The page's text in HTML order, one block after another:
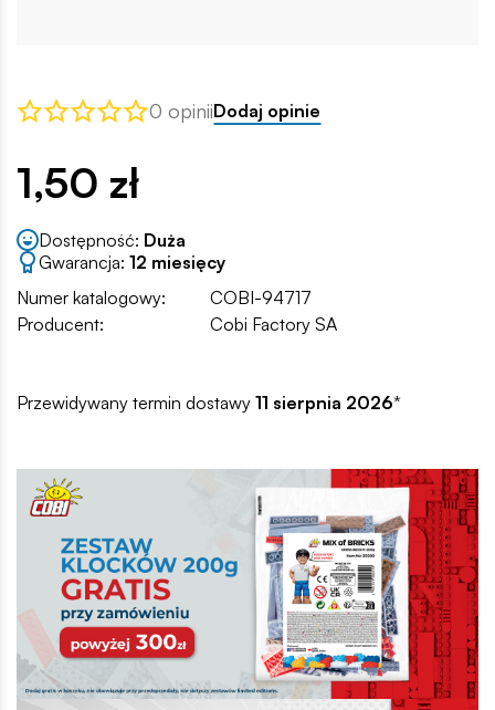
0 opiniiDodaj opinie
1,50 zł
Dostępność: Duża
Gwarancja: 12 miesięcy
Numer katalogowy:
COBI-94717
Producent:
Cobi Factory SA
Przewidywany termin dostawy 11 sierpnia 2026*